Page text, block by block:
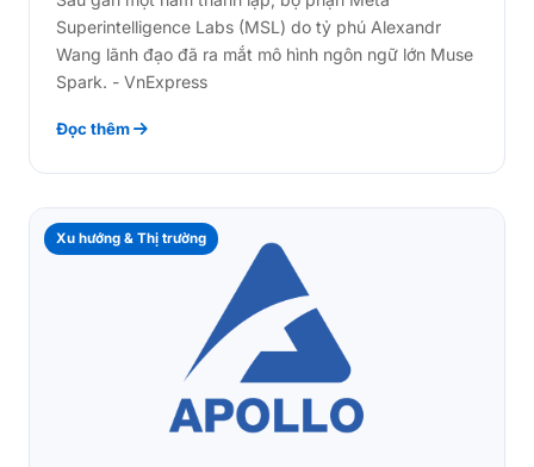
Superintelligence Labs (MSL) do tỷ phú Alexandr
Wang lãnh đạo đã ra mắt mô hình ngôn ngữ lớn Muse
Spark. - VnExpress
Đọc thêm
Xu hướng & Thị trường